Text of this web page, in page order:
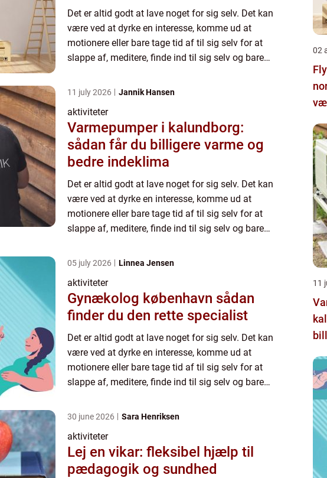
Det er altid godt at lave noget for sig selv. Det kan
være ved at dyrke en interesse, komme ud at
motionere eller bare tage tid af til sig selv for at
slappe af, meditere, finde ind til sig selv og bare
11 july 2026 Jannik Hansen
aktiviteter
Varmepumper i kalundborg:
sådan får du billigere varme og
bedre indeklima
Det er altid godt at lave noget for sig selv. Det kan
være ved at dyrke en interesse, komme ud at
motionere eller bare tage tid af til sig selv for at
slappe af, meditere, finde ind til sig selv og bare
05 july 2026 Linnea Jensen
aktiviteter
Gynækolog københavn sådan
finder du den rette specialist
Det er altid godt at lave noget for sig selv. Det kan
være ved at dyrke en interesse, komme ud at
motionere eller bare tage tid af til sig selv for at
slappe af, meditere, finde ind til sig selv og bare
30 june 2026 Sara Henriksen
aktiviteter
Lej en vikar: fleksibel hjælp til
pædagogik og sundhed
02
11